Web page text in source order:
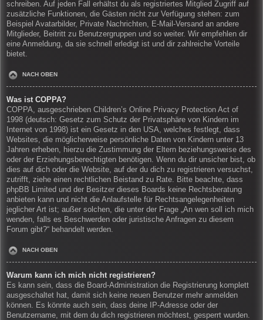
schreiben. Auf jeden Fall erhältst du als registriertes Mitglied Zugriff auf
zusätzliche Funktionen, die Gästen nicht zur Verfügung stehen: zum
Beispiel Avatarbilder, Private Nachrichten, E-Mail-Versand an andere
Mitglieder, Beitritt zu Benutzergruppen und so weiter. Wir empfehlen dir
eine Anmeldung, da sie schnell erledigt ist und dir zahlreiche Vorteile
bietet.
NACH OBEN
Was ist COPPA?
COPPA, ausgeschrieben Children’s Online Privacy Protection Act of
1998 (deutsch: Gesetz zum Schutz der Privatsphäre von Kindern im
Internet von 1998) ist ein Gesetz in den USA, welches festlegt, dass
Websites, die möglicherweise persönliche Daten von Kindern unter 13
Jahren erheben, hierzu die Zustimmung der Eltern beziehungsweise des
oder der Erziehungsberechtigten benötigen. Wenn du dir unsicher bist, ob
dies auf dich oder die Website, auf der du dich zu registrieren versuchst,
zutrifft, ziehe einen rechtlichen Beistand zu Rate. Bitte beachte, dass
phpBB Limited und der Besitzer dieses Boards keine Rechtsberatung
anbieten kann und nicht die Anlaufstelle für Rechtsangelegenheiten
jeglicher Art ist; außer solchen, die unter der Frage „An wen soll ich mich
wenden, falls es Beschwerden oder juristische Anfragen zu diesem
Forum gibt?“ behandelt werden.
NACH OBEN
Warum kann ich mich nicht registrieren?
Es kann sein, dass die Board-Administration die Registrierung komplett
ausgeschaltet hat, damit sich keine neuen Benutzer mehr anmelden
können. Es könnte auch sein, dass deine IP-Adresse oder der
Benutzername, mit dem du dich registrieren möchtest, gesperrt wurden.